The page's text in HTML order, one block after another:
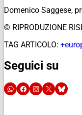
Domenico Saggese,
© RIPRODUZIONE
TAG ARTICOLO:
Seguici su